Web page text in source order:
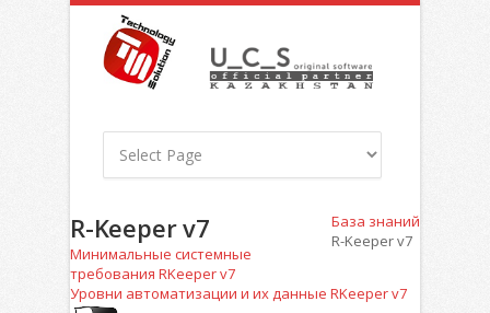
База знаний
R-Keeper v7
R-Keeper v7
Минимальные системные
требования RKeeper v7
Уровни автоматизации и их данные RKeeper v7